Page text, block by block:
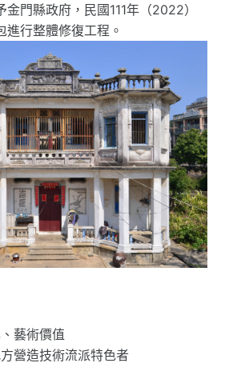
門縣政府，民國111年（2022）
進行整體修復工程。
藝術價值
營造技術流派特色者